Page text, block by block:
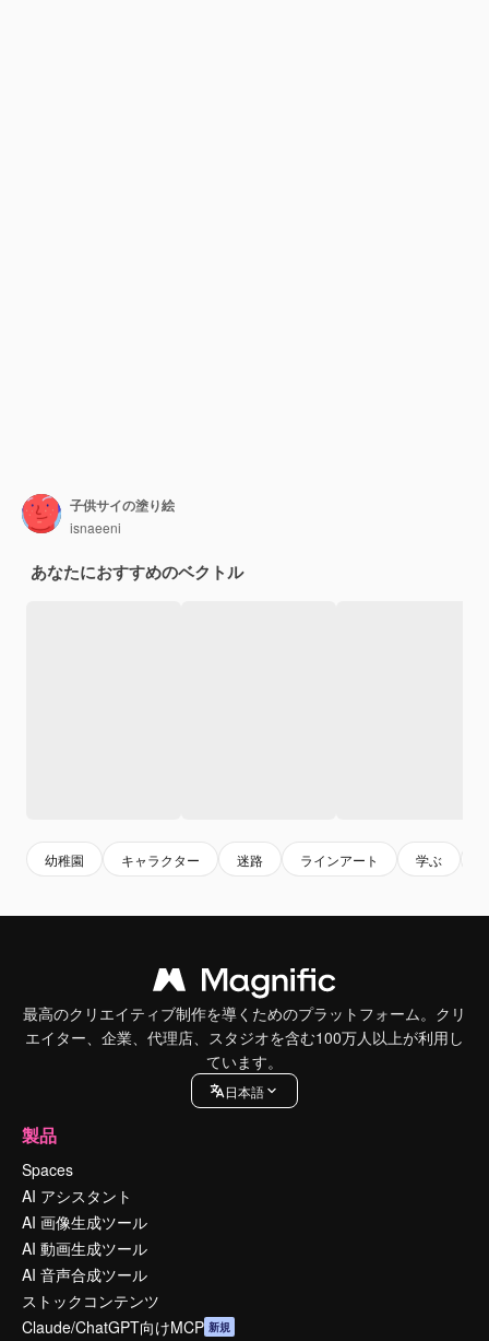
子供サイの塗り絵
isnaeeni
あなたにおすすめのベクトル
幼稚園 キャラクター 迷路 ラインアート 学ぶ
最高のクリエイティブ制作を導くためのプラットフォーム。クリ
エイター、企業、代理店、スタジオを含む100万人以上が利用し
ています。
日本語
製品
Spaces
AI アシスタント
AI 画像生成ツール
AI 動画生成ツール
AI 音声合成ツール
ストックコンテンツ
Claude/ChatGPT向けMCP 新規